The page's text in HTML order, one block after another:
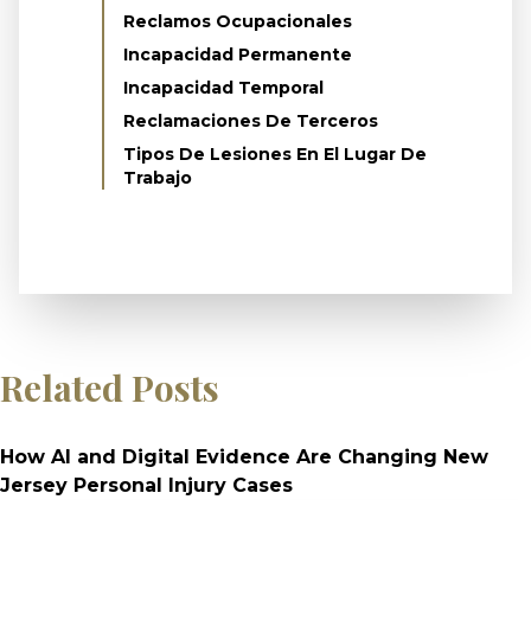
Reclamos Ocupacionales
Incapacidad Permanente
Incapacidad Temporal
Reclamaciones De Terceros
Tipos De Lesiones En El Lugar De
Trabajo
Related Posts
How AI and Digital Evidence Are Changing New
Jersey Personal Injury Cases